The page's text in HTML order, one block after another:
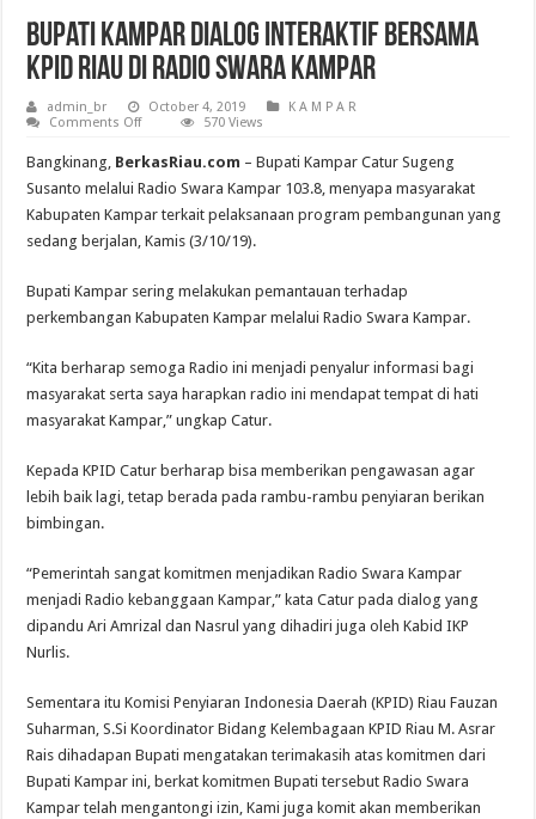
Bupati Kampar Dialog Interaktif Bersama
KPID Riau di Radio Swara Kampar
admin_br October 4, 2019
K A M P A R
Comments Offon
Kampar
Dialog
Interaktif
Bersama
KPID
di
Kampar
570 Views
Bangkinang, BerkasRiau.com – Bupati Kampar Catur Sugeng
Susanto melalui Radio Swara Kampar 103.8, menyapa masyarakat
Kabupaten Kampar terkait pelaksanaan program pembangunan yang
sedang berjalan, Kamis (3/10/19).
Bupati Kampar sering melakukan pemantauan terhadap
perkembangan Kabupaten Kampar melalui Radio Swara Kampar.
“Kita berharap semoga Radio ini menjadi penyalur informasi bagi
masyarakat serta saya harapkan radio ini mendapat tempat di hati
masyarakat Kampar,” ungkap Catur.
Kepada KPID Catur berharap bisa memberikan pengawasan agar
lebih baik lagi, tetap berada pada rambu-rambu penyiaran berikan
bimbingan.
“Pemerintah sangat komitmen menjadikan Radio Swara Kampar
menjadi Radio kebanggaan Kampar,” kata Catur pada dialog yang
dipandu Ari Amrizal dan Nasrul yang dihadiri juga oleh Kabid IKP
Nurlis.
Sementara itu Komisi Penyiaran Indonesia Daerah (KPID) Riau Fauzan
Suharman, S.Si Koordinator Bidang Kelembagaan KPID Riau M. Asrar
Rais dihadapan Bupati mengatakan terimakasih atas komitmen dari
Bupati Kampar ini, berkat komitmen Bupati tersebut Radio Swara
Kampar telah mengantongi izin, Kami juga komit akan memberikan